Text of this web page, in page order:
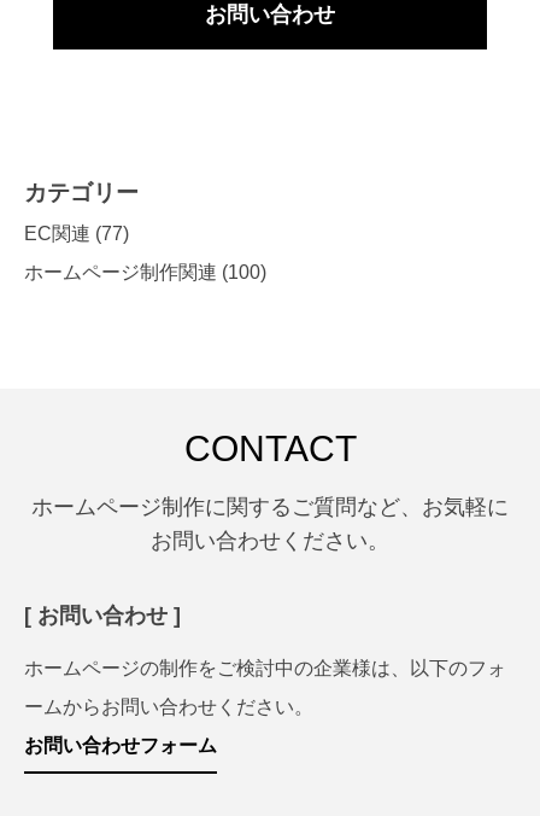
お問い合わせ
カテゴリー
EC関連 (77)
ホームページ制作関連 (100)
CONTACT
ホームページ制作に関するご質問など、お気軽に
お問い合わせください。
[ お問い合わせ ]
ホームページの制作をご検討中の企業様は、以下のフォ
ームからお問い合わせください。
お問い合わせフォーム